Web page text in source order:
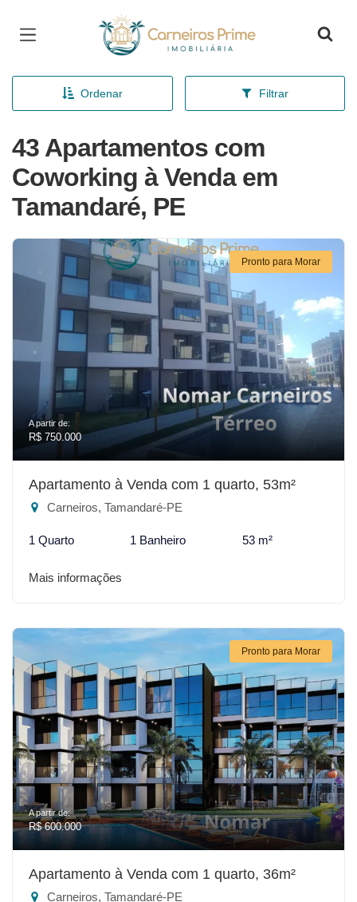
Página inicial
Ordenar Filtrar
43 Apartamentos com
Coworking à Venda em
Tamandaré, PE
Pronto para Morar
A partir de:
R$ 750.000
Apartamento à Venda com 1 quarto, 53m²
Carneiros, Tamandaré-PE
1 Quarto 1 Banheiro 53 m²
Mais informações
Pronto para Morar
A partir de:
R$ 600.000
Apartamento à Venda com 1 quarto, 36m²
Carneiros, Tamandaré-PE